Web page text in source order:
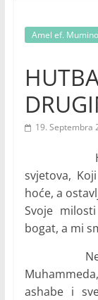
Amel ef.
19. Septembra
Hvala
svjetova,
hoće, a
Svoje
bogat, a mi
Neka su
ashabe i